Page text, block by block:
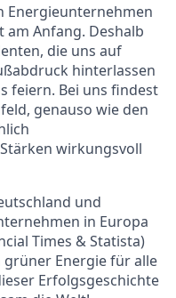
Energieunternehmen
am Anfang. Deshalb
die uns auf
hinterlassen
feiern. Bei uns findest
genauso wie den
wirkungsvoll
und
in Europa
Times & Statista)
Energie für alle
Erfolgsgeschichte